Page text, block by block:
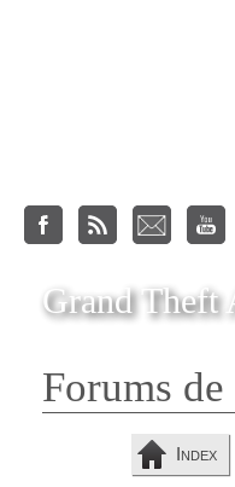
Grand Theft
Forums
Index